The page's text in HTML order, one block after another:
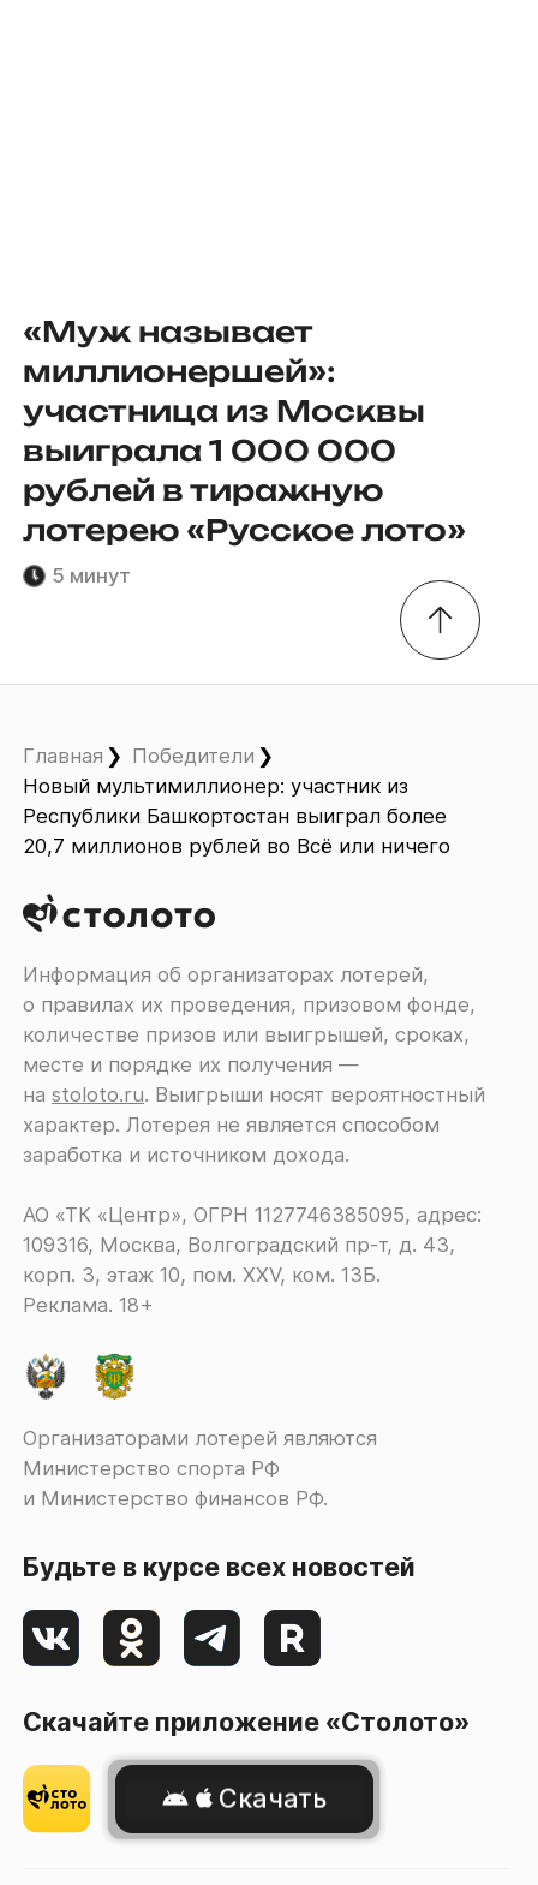
«Муж называет
миллионершей»:
участница из Москвы
выиграла 1 000 000
рублей в тиражную
лотерею «Русское лото»
5 минут
Главная
Победители
Новый мультимиллионер: участник из
Республики Башкортостан выиграл более
20,7 миллионов рублей во Всё или ничего
Информация об организаторах лотерей,
о правилах их проведения, призовом фонде,
количестве призов или выигрышей, сроках,
месте и порядке их получения ―
наstoloto.ru. Выигрыши носят вероятностный
характер. Лотерея не является способом
заработка и источником дохода.
АО «ТК «Центр», ОГРН 1127746385095, адрес:
109316, Москва, Волгоградский пр-т, д. 43,
корп. 3, этаж 10, пом. XXV, ком. 13Б.
Реклама. 18+
Организаторами лотерей являются
Министерство спорта РФ
и Министерство финансов РФ.
Будьте в курсе всех новостей
Скачайте приложение «Столото»
Скачать